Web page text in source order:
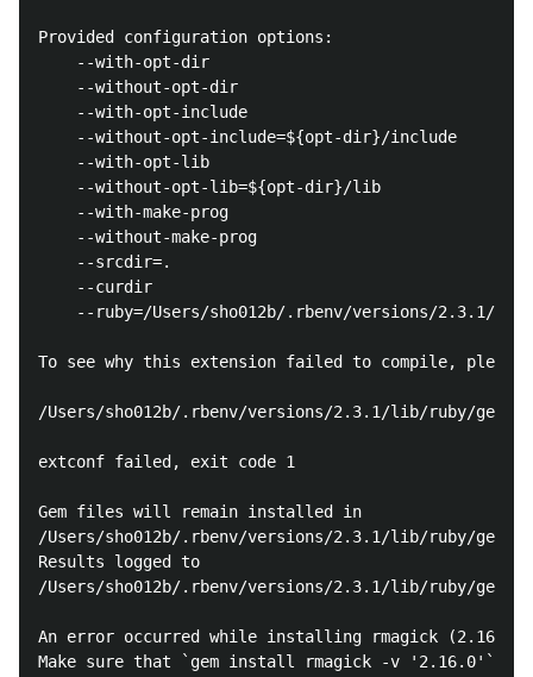
Provided configuration options:
To see why this extension failed to compile, please
/Users/sho012b/.rbenv/versions/2.3.1/lib/ruby/
extconf failed, exit code 1
Gem files will remain installed in
/Users/sho012b/.rbenv/versions/2.3.1/lib/ruby/
Results logged to
/Users/sho012b/.rbenv/versions/2.3.1/lib/ruby/gems/
An error occurred while installing rmagick (2.16.0),